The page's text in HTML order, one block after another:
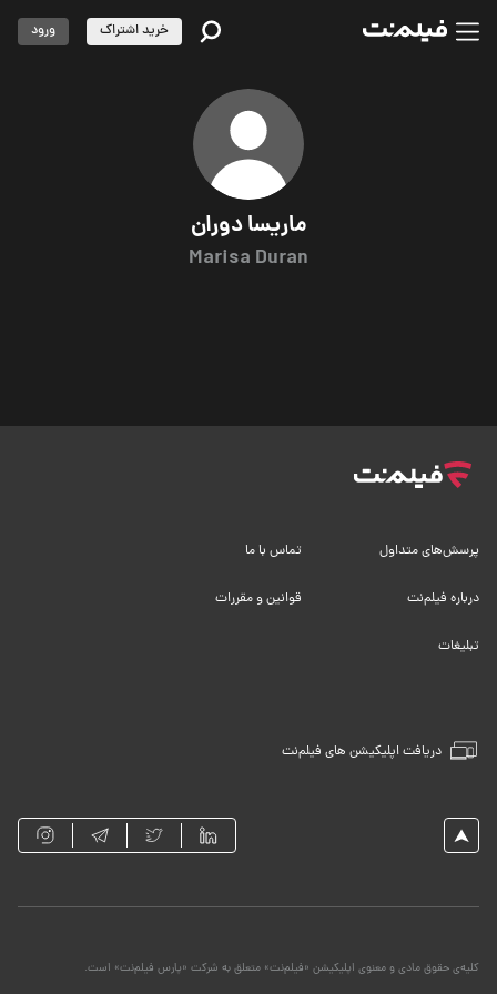
ماریسا دوران
Marisa Duran
خرید اشتراک ورود
دریافت اپلیکیشن های فیلم‌نت
پرسش‌های متداول تماس با ما
درباره فیلم‌نت قوانین و مقررات
تبلیغات
کلیه‌ی حقوق مادی و معنوی اپلیکیشن «فیلم‌نت» متعلق به شرکت «پارس فیلم‌نت» است.